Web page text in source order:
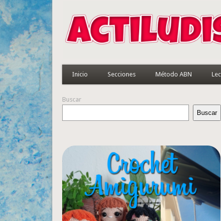
Inicio Secciones Método ABN
Buscar
Buscar